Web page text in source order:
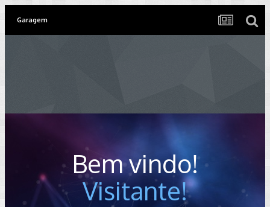
Garagem
Bem vindo!
Visitante!